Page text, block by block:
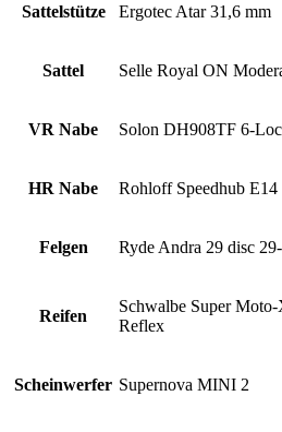
Sattelstütze Ergotec Atar 31,6 mm
Sattel Selle Royal ON
VR Nabe Solon DH908TF 6-
HR Nabe Rohloff Speedhub E14
Felgen Ryde Andra 29 disc
Reifen
Schwalbe Super
Reflex
Scheinwerfer Supernova MINI 2